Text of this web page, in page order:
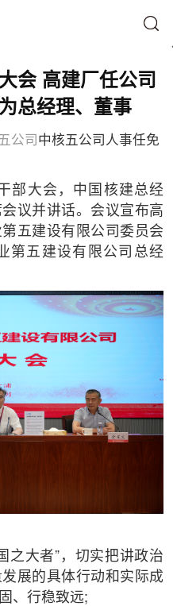
会 高建厂任公司
总经理、董事
公司 中核五公司 人事任免
部大会，中国核建总经
议并讲话。会议宣布高
五建设有限公司委员会
第五建设有限公司总经
之大者”，切实把讲政治
展的具体行动和实际成
、行稳致远;